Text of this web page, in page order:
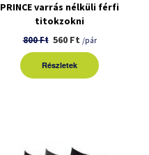
PRINCE varrás nélküli férfi
titokzokni
800 Ft560 Ft /pár
Részletek